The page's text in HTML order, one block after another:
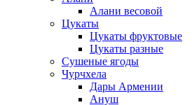
Алани весовой
Цукаты
Цукаты фруктовые
Цукаты разные
Сушеные ягоды
Чурчхела
Дары Армении
Ануш